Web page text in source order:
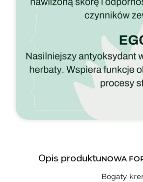
Opis produktuNOWA
Bogaty